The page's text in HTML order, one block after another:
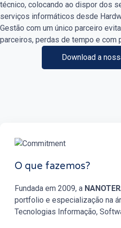
técnico, colocando ao dispor dos
serviços informáticos desde
Gestão com um único parceiro
parceiros, perdas de tempo e com
Download a
O que fazemos?
Fundada em 2009, a
portfolio e especialização na
Tecnologias Informação,